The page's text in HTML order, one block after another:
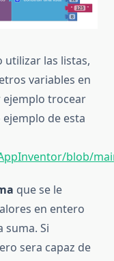
utilizar las listas,
variables en
trocear
de esta
blob/
que se le
en entero
suma. Si
sera capaz de